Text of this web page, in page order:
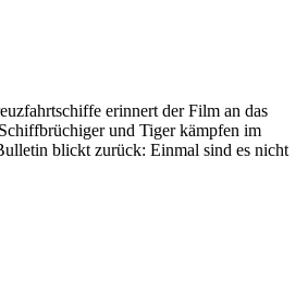
erinnert der Film an das
und Tiger kämpfen im
blickt zurück: Einmal sind es nicht